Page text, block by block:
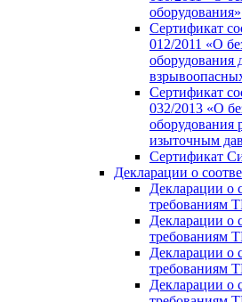
оборудования»
Сертификат
012/2011 «О
оборудования
Сертификат
032/2013 «О
оборудования
изыточным
Сертификат
Декларации о
Декларации о
требованиям
Декларации о
требованиям
Декларации о
требованиям
Декларации о